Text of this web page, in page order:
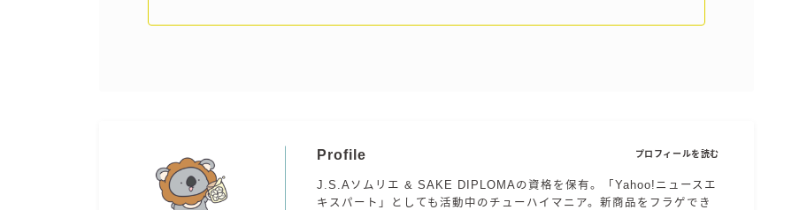
Profile
J.S.Aソムリエ & SAKE DIPLOMAの資格を保有。「Yahoo!ニュースエ
キスパート」としても活動中のチューハイマニア。新商品をフラゲでき
プロフィールを読む